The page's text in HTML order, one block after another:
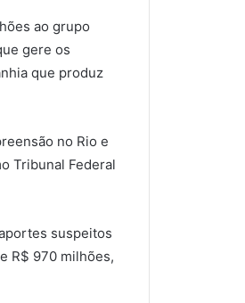
ao grupo
gere os
que produz
no Rio e
Tribunal Federal
suspeitos
R$ 970 milhões,